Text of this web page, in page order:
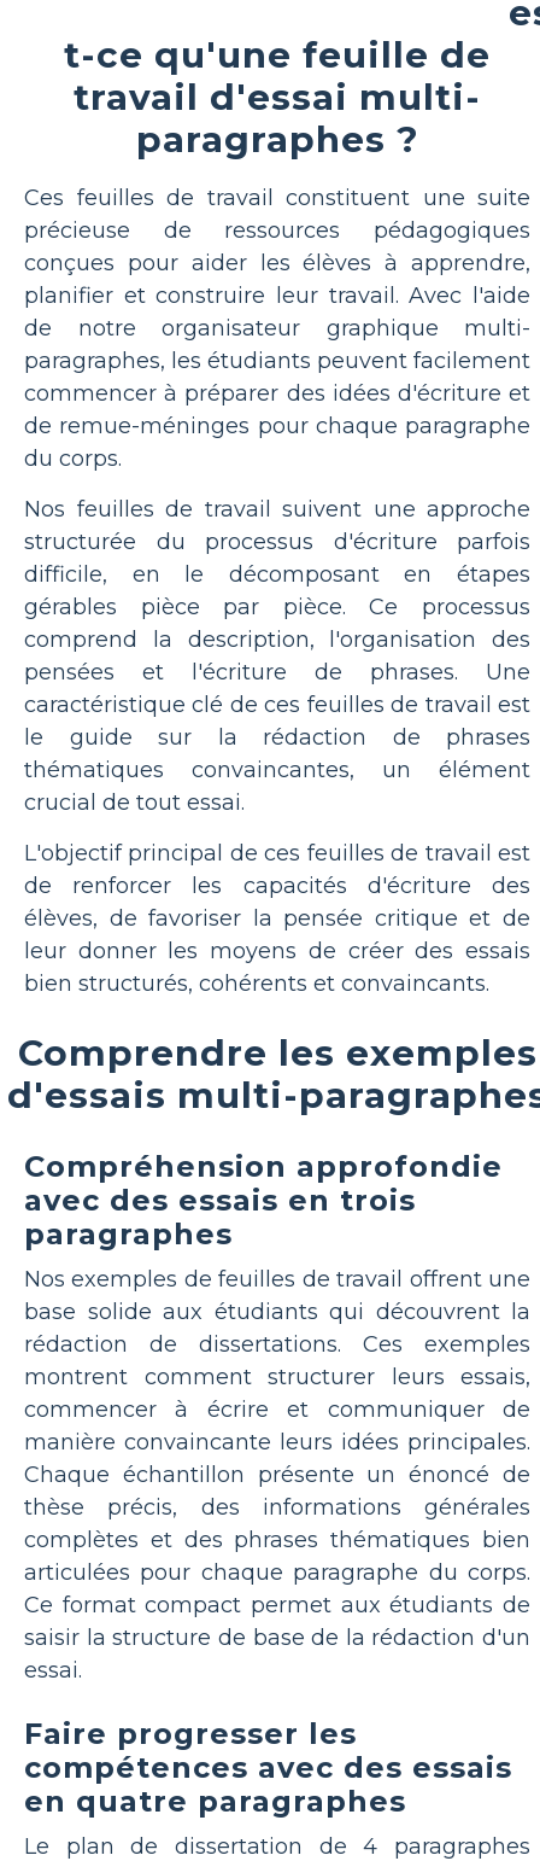
t-ce qu'une feuille de
travail d'essai multi-
paragraphes ?
Ces feuilles de travail constituent une suite
précieuse de ressources pédagogiques
conçues pour aider les élèves à apprendre,
planifier et construire leur travail. Avec l'aide
de notre organisateur graphique multi-
paragraphes, les étudiants peuvent facilement
commencer à préparer des idées d'écriture et
de remue-méninges pour chaque paragraphe
du corps.
Nos feuilles de travail suivent une approche
structurée du processus d'écriture parfois
difficile, en le décomposant en étapes
gérables pièce par pièce. Ce processus
comprend la description, l'organisation des
pensées et l'écriture de phrases. Une
caractéristique clé de ces feuilles de travail est
le guide sur la rédaction de phrases
thématiques convaincantes, un élément
crucial de tout essai.
L'objectif principal de ces feuilles de travail est
de renforcer les capacités d'écriture des
élèves, de favoriser la pensée critique et de
leur donner les moyens de créer des essais
bien structurés, cohérents et convaincants.
Comprendre les exemples
d'essais multi-
Compréhension approfondie
avec des essais en trois
paragraphes
Nos exemples de feuilles de travail offrent une
base solide aux étudiants qui découvrent la
rédaction de dissertations. Ces exemples
montrent comment structurer leurs essais,
commencer à écrire et communiquer de
manière convaincante leurs idées principales.
Chaque échantillon présente un énoncé de
thèse précis, des informations générales
complètes et des phrases thématiques bien
articulées pour chaque paragraphe du corps.
Ce format compact permet aux étudiants de
saisir la structure de base de la rédaction d'un
essai.
Faire progresser les
compétences avec des essais
en quatre paragraphes
Le plan de dissertation de 4 paragraphes